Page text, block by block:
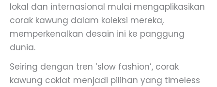
lokal dan internasional mulai mengaplikasikan
corak kawung dalam koleksi mereka,
memperkenalkan desain ini ke panggung
dunia.
Seiring dengan tren ‘slow fashion’, corak
kawung coklat menjadi pilihan yang timeless